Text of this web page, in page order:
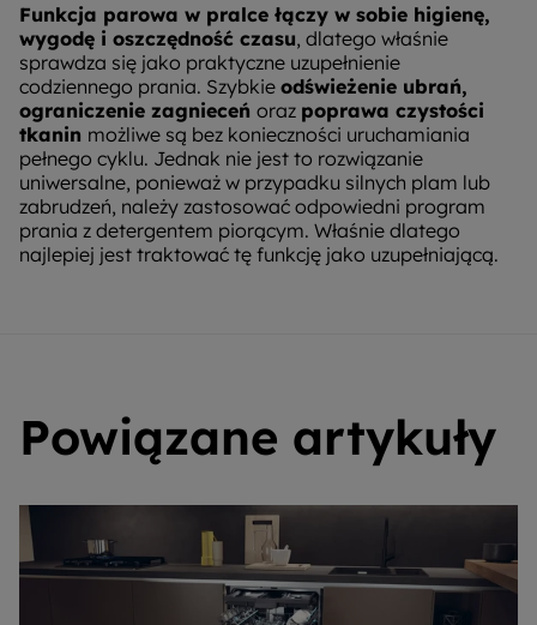
Funkcja parowa w pralce łączy w sobie higienę,
wygodę i oszczędność czasu, dlatego właśnie
sprawdza się jako praktyczne uzupełnienie
codziennego prania. Szybkie odświeżenie ubrań,
ograniczenie zagnieceń oraz poprawa czystości
tkanin możliwe są bez konieczności uruchamiania
pełnego cyklu. Jednak nie jest to rozwiązanie
uniwersalne, ponieważ w przypadku silnych plam lub
zabrudzeń, należy zastosować odpowiedni program
prania z detergentem piorącym. Właśnie dlatego
najlepiej jest traktować tę funkcję jako uzupełniającą.
Powiązane artykuły